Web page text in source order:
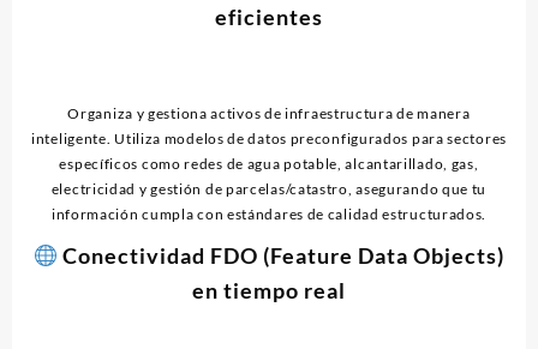
eficientes
Organiza y gestiona activos de infraestructura de manera
inteligente. Utiliza modelos de datos preconfigurados para sectores
específicos como redes de agua potable, alcantarillado, gas,
electricidad y gestión de parcelas/catastro, asegurando que tu
información cumpla con estándares de calidad estructurados.
Conectividad FDO (Feature Data Objects)
en tiempo real